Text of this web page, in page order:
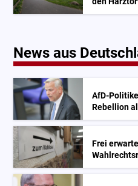
News aus
AfD-
Rebellion
Frei